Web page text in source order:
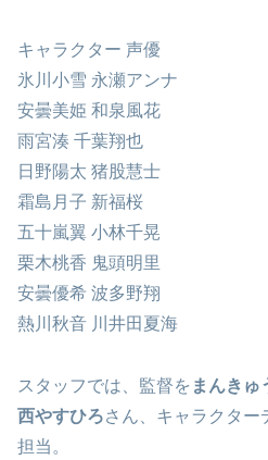
キャラクター 声優
氷川小雪 永瀬アンナ
安曇美姫 和泉風花
雨宮湊 千葉翔也
日野陽太 猪股慧士
霜島月子 新福桜
五十嵐翼 小林千晃
栗木桃香 鬼頭明里
安曇優希 波多野翔
熱川秋音 川井田夏海
スタッフでは、監督を まんきゅ
西やすひろさん、キャラクター
担当。